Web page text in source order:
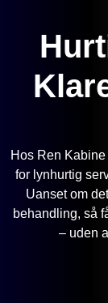
Hos Ren Kabine
for lynhurtig
Uanset om
behandling, så
– uden